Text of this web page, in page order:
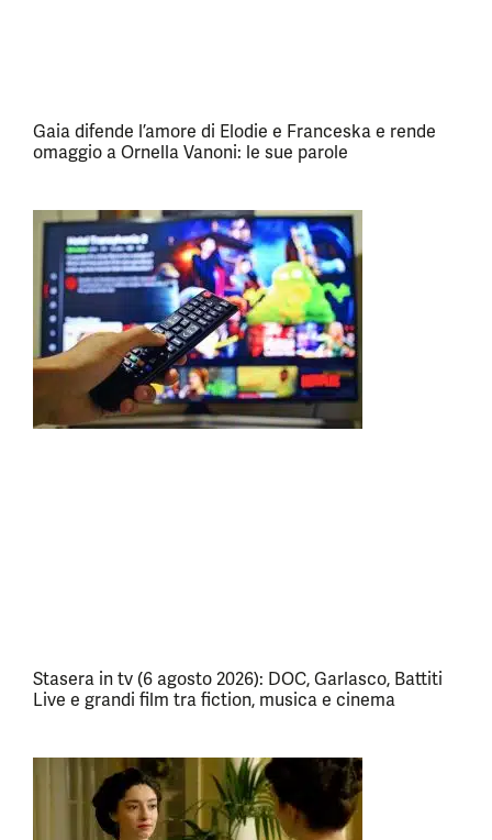
Gaia difende l’amore di Elodie e Franceska e rende
omaggio a Ornella Vanoni: le sue parole
Stasera in tv (6 agosto 2026): DOC, Garlasco, Battiti
Live e grandi film tra fiction, musica e cinema